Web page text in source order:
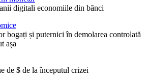
digitali economiile din bănci
bogați și puternici în demolarea controlată
așa
de $ de la începutul crizei